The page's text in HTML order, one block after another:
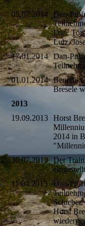
05.07.2014 Dan-
Dan:
Lutz,
17.01.2014 Dan-
01.01.2014 Benedikt
Bresele
2013
19.09.2013
Horst
2014 in
30.07.2013 Der
11.04.2013
Dan-
Schieber.
Horst